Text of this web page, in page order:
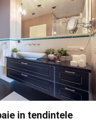
in tendintele